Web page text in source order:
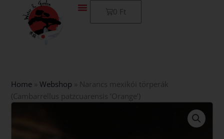
0 Ft
Kosár
Home »Webshop
Narancs mexikói törperák
(Cambarrellus patzcuarensis ’Orange’)